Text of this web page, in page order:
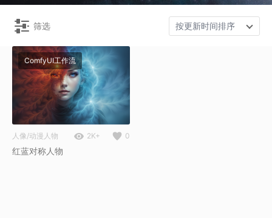
筛选 按更新时间排序
人像/动漫人物 2K+ 0
红蓝对称人物
ComfyUI工作流